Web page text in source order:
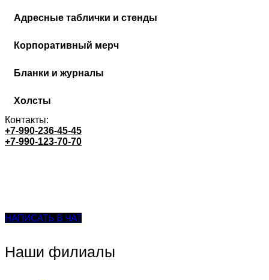
Адресные таблички и стенды
Корпоративный мерч
Бланки и журналы
Холсты
Контакты:
+7-990-236-45-45
+7-990-123-70-70
НАПИСАТЬ В ЧАТ
Наши филиалы